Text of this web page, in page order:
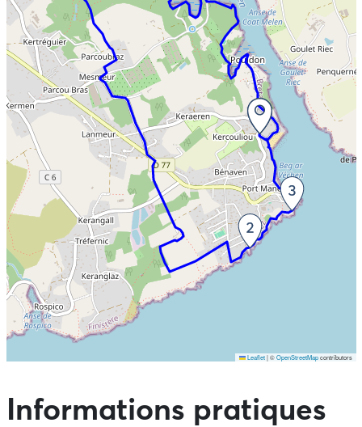
Leaflet |©OpenStreetMapcontributors
Informations pratiques